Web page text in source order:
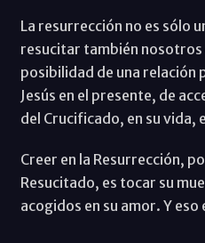
La resurrección no es sólo
resucitar también nosotros
posibilidad de una relación
Jesús en el presente, de
del Crucificado, en su vida,
Creer en la Resurrección,
Resucitado, es tocar su
acogidos en su amor. Y eso